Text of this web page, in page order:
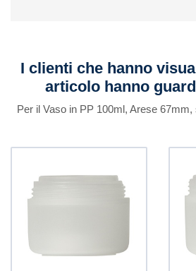
I clienti che hanno
articolo hanno
Per il Vaso in PP 100ml, Arese